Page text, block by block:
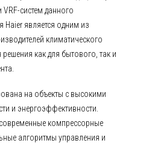
систем данного
Haier является одним из
климатического
как для бытового, так и
на объекты с высокими
и энергоэффективности.
компрессорные
алгоритмы управления и